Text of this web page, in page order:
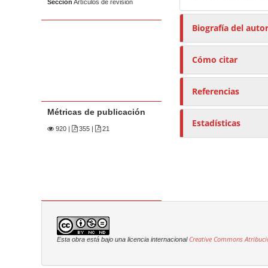
Sección Artículos de revisión
Métricas de publicación
920| 355 | 21
Biografía del
Cómo citar
Referencias
Estadísticas
Esta obra está bajo una licencia internacional Creative Commons